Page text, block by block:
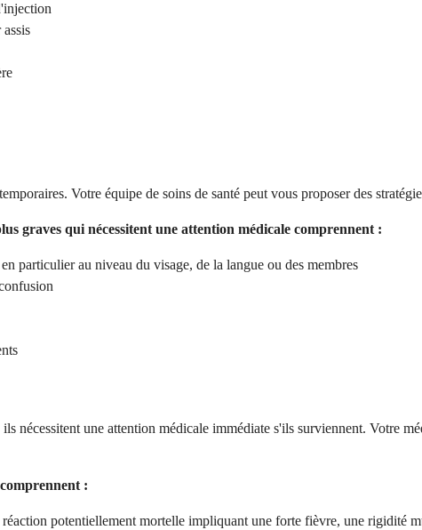
Votre équipe de soins de santé peut vous proposer des
graves qui nécessitent une attention médicale comprennent :
particulier au niveau du visage, de la langue ou des membres
nécessitent une attention médicale immédiate s'ils surviennent. Votre
:
potentiellement mortelle impliquant une forte fièvre, une rigidité